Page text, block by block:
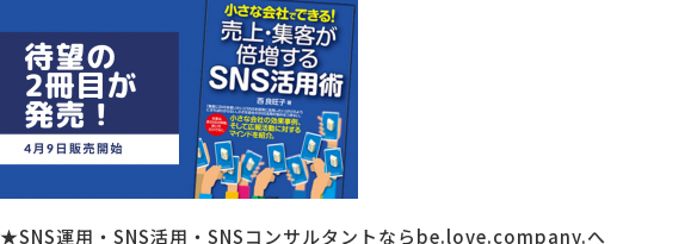
★SNS運用・SNS活用・SNSコンサルタントならbe.love.company.へ